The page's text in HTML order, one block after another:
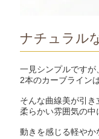
ナチュラル
一見シンプルですが
2本のカーブライン
そんな曲線美が引き
柔らかい雰囲気の中
動きを感じる軽やか